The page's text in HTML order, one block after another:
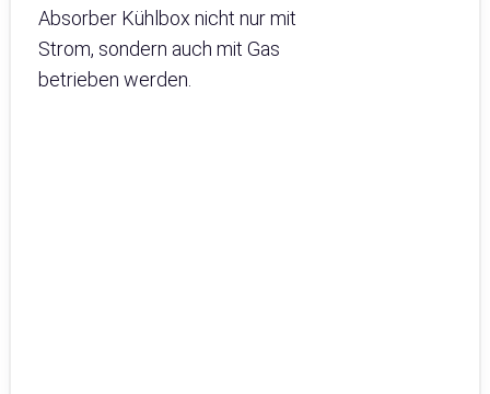
Absorber Kühlbox nicht nur mit
Strom, sondern auch mit Gas
betrieben werden.